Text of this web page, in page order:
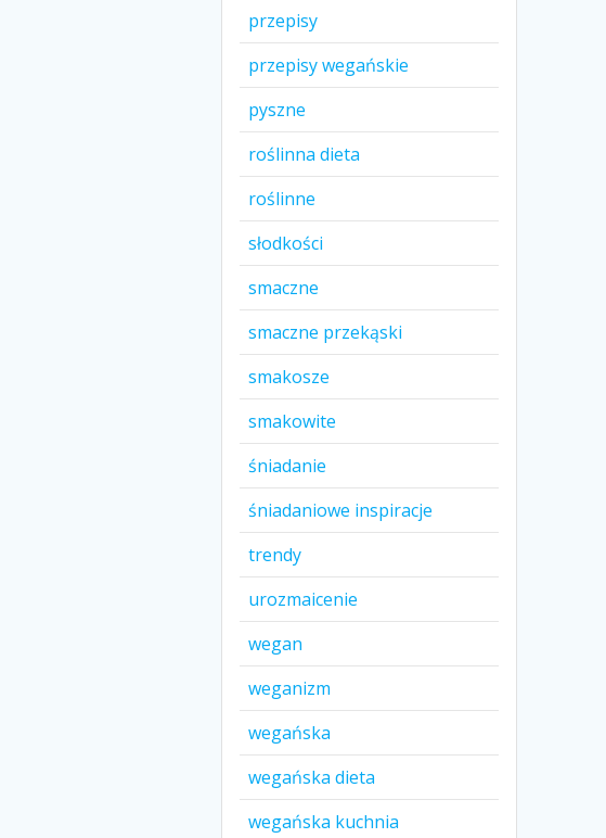
przepisy
przepisy wegańskie
pyszne
roślinna dieta
roślinne
słodkości
smaczne
smaczne przekąski
smakosze
smakowite
śniadanie
śniadaniowe inspiracje
trendy
urozmaicenie
wegan
weganizm
wegańska
wegańska dieta
wegańska kuchnia